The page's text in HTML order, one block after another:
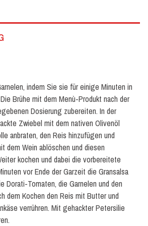
indem Sie sie für einige Minuten in
Brühe mit dem Menù-Produkt nach der
Dosierung zubereiten. In der
Zwiebel mit dem nativen Olivenöl
anbraten, den Reis hinzufügen und
dem Wein ablöschen und diesen
kochen und dabei die vorbereitete
vor Ende der Garzeit die Gransalsa
Dorati-Tomaten, die Garnelen und den
dem Kochen den Reis mit Butter und
verrühren. Mit gehackter Petersilie